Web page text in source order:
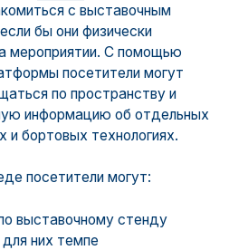
с выставочным
бы они физически
мероприятии. С помощью
посетители могут
по пространству и
информацию об отдельных
и бортовых технологиях.
посетители могут:
выставочному стенду
них темпе